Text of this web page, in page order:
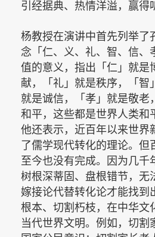
引经据典、热情洋溢，赢得
杨教授在演讲中首先列举了
念「仁、义、礼、智、信、
值的意义，指出「仁」就是
献，「礼」就是秩序，「智
就是诚信，「孝」就是敬老
和平，这些都是世界人类和
他还表示，近百年以来世界
了儒学现代转化的理论。
至今也没有完成。因为几千
树根深蒂固、盘根错节，无
嫁接论代替转化论才能找到
根本、切割朽枝，在中华文
当代世界文明。例如，切割